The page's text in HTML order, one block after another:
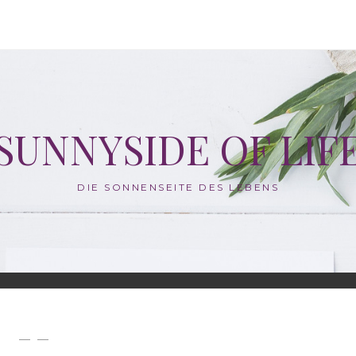
OF
DIE SONNENSEITE DES LEBENS
— —